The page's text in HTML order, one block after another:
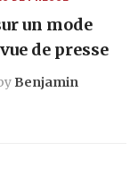
un mode
de presse
Benjamin